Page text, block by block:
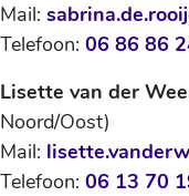
Mail:
Telefoon:06 86 86
Lisette van der
Noord/Oost)
Mail:
Telefoon:06 13 70